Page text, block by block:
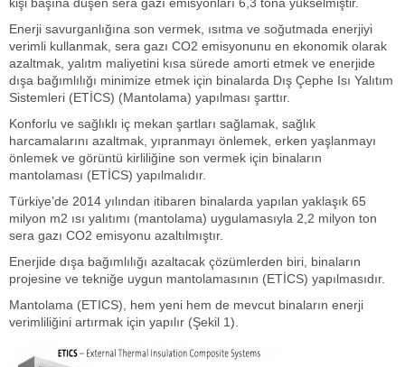
Enerji savurganlığına son vermek, ısıtma ve soğutmada enerjiyi
verimli kullanmak, sera gazı CO2 emisyonunu en ekonomik olarak
azaltmak, yalıtm maliyetini kısa sürede amorti etmek ve enerjide
dışa bağımlılığı minimize etmek için binalarda Dış Çephe Isı Yalıtım
Sistemleri (ETİCS) (Mantolama) yapılması şarttır.
Konforlu ve sağlıklı iç mekan şartları sağlamak, sağlık
harcamalarını azaltmak, yıpranmayı önlemek, erken yaşlanmayı
önlemek ve görüntü kirliliğine son vermek için binaların
mantolaması (ETİCS) yapılmalıdır.
Türkiye’de 2014 yılından itibaren binalarda yapılan yaklaşık 65
milyon m2 ısı yalıtımı (mantolama) uygulamasıyla 2,2 milyon ton
sera gazı CO2 emisyonu azaltılmıştır.
Enerjide dışa bağımlılığı azaltacak çözümlerden biri, binaların
projesine ve tekniğe uygun mantolamasının (ETİCS) yapılmasıdır.
Mantolama (ETICS), hem yeni hem de mevcut binaların enerji
verimliliğini artırmak için yapılır (Şekil 1).